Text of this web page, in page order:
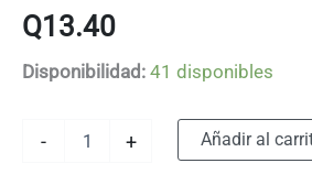
Q13.40
Disponibilidad: 41 disponibles
- + Añadir al